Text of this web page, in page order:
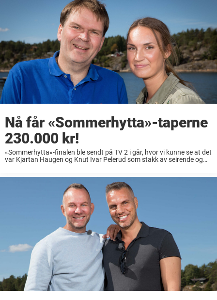
Nå får «Sommerhytta»-taperne
230.000 kr!
«Sommerhytta»-finalen ble sendt på TV 2 i går, hvor vi kunne se at det
var Kjartan Haugen og Knut Ivar Pelerud som stakk av seirende og